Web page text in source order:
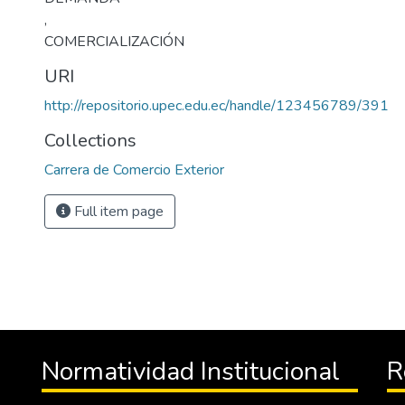
,
COMERCIALIZACIÓN
URI
http://repositorio.upec.edu.ec/handle/123456789/391
Collections
Carrera de Comercio Exterior
Full item page
Normatividad Institucional